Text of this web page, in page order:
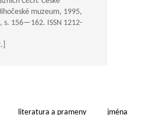
muzeum, 1995,
s. 156—162. ISSN 1212-
.]
literatura a prameny jména